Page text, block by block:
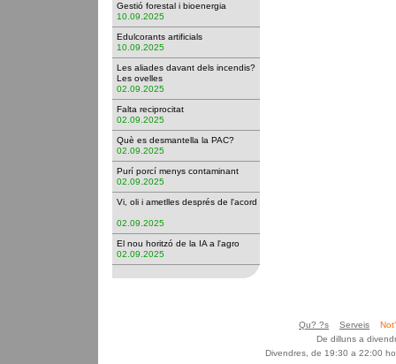
Gestió forestal i bioenergia
10.09.2025
Edulcorants artificials
10.09.2025
Les aliades davant dels incendis?
Les ovelles
02.09.2025
Falta reciprocitat
02.09.2025
Què es desmantella la PAC?
02.09.2025
Purí porcí menys contaminant
02.09.2025
Vi, oli i ametlles després de l'acord
02.09.2025
El nou horitzó de la IA a l'agro
02.09.2025
Qu? ?s Serveis
De dilluns a
Divendres, de 19:30 a 22:00